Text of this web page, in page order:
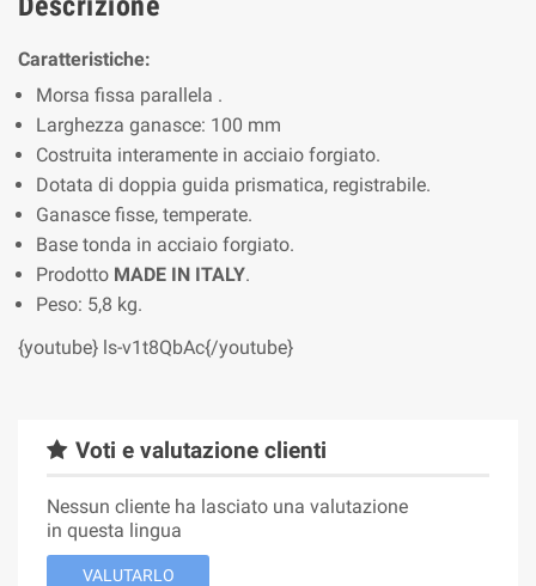
Caratteristiche:
Morsa fissa parallela .
Larghezza ganasce: 100 mm
Costruita interamente in acciaio forgiato.
Dotata di doppia guida prismatica, registrabile.
Ganasce fisse, temperate.
Base tonda in acciaio forgiato.
Prodotto MADE IN ITALY.
Peso: 5,8 kg.
{youtube} ls-v1t8QbAc{/youtube}
Voti e valutazione clienti
Nessun cliente ha lasciato una valutazione
in questa lingua
VALUTARLO